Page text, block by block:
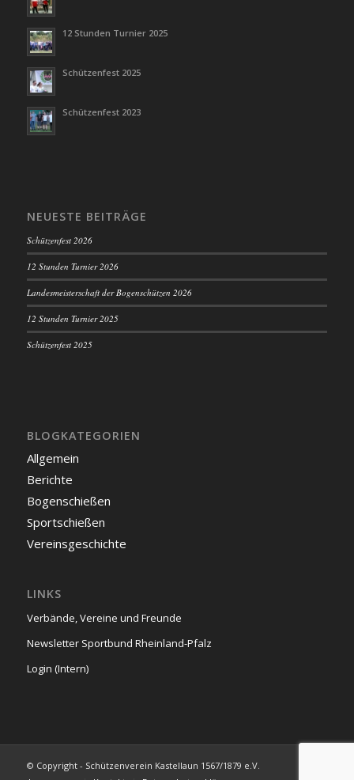
12 Stunden Turnier 2025
Schützenfest 2025
Schützenfest 2023
NEUESTE BEITRÄGE
Schützenfest 2026
12 Stunden Turnier 2026
Landesmeisterschaft der Bogenschützen 2026
12 Stunden Turnier 2025
Schützenfest 2025
BLOGKATEGORIEN
Allgemein
Berichte
Bogenschießen
Sportschießen
Vereinsgeschichte
LINKS
Verbände, Vereine und Freunde
Newsletter Sportbund Rheinland-Pfalz
Login (Intern)
© Copyright - Schützenverein Kastellaun 1567/1879 e.V.